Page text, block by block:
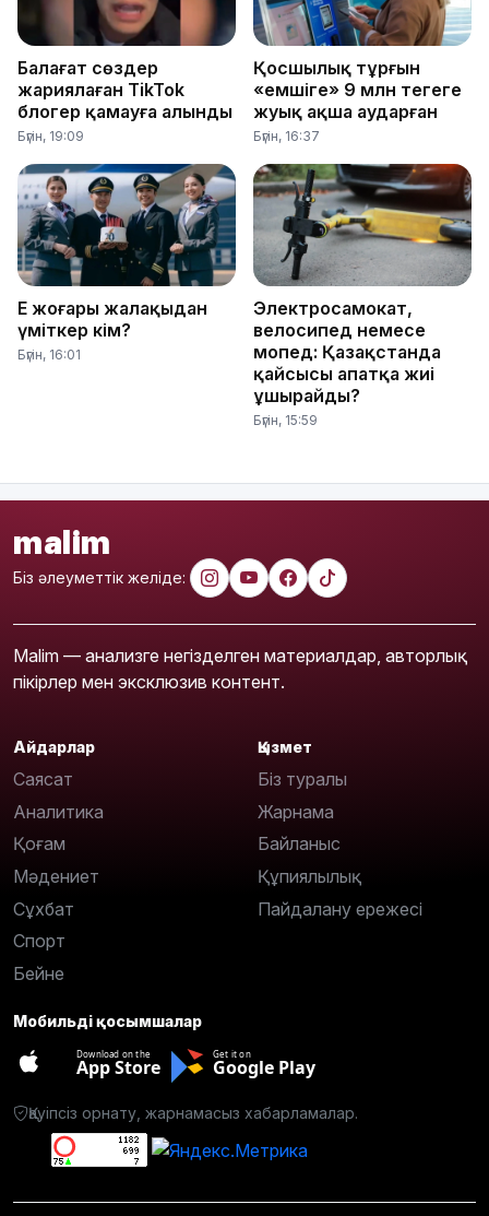
Балағат сөздер
жариялаған TikTok
блогер қамауға алынды
Бүгін, 19:09
Қосшылық тұрғын
«емшіге» 9 млн теңгеге
жуық ақша аударған
Бүгін, 16:37
Ең жоғары жалақыдан
үміткер кім?
Бүгін, 16:01
Электросамокат,
велосипед немесе
мопед: Қазақстанда
қайсысы апатқа жиі
ұшырайды?
Бүгін, 15:59
malim
Біз әлеуметтік желіде:
Malim — анализге негізделген материалдар, авторлық
пікірлер мен эксклюзив контент.
Айдарлар
Саясат
Аналитика
Қоғам
Мәдениет
Сұхбат
Спорт
Бейне
Қызмет
Біз туралы
Жарнама
Байланыс
Құпиялылық
Пайдалану ережесі
Мобильді қосымшалар
Download on the
App Store
Get it on
Google Play
Қауіпсіз орнату, жарнамасыз хабарламалар.